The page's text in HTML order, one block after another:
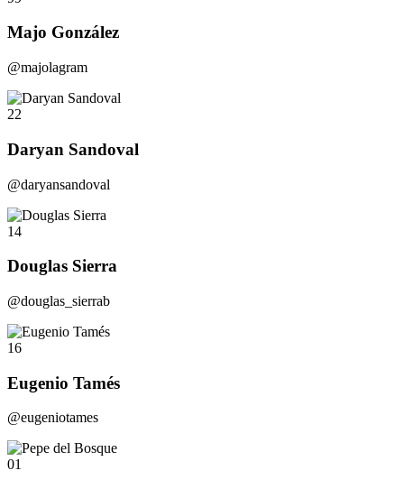
Majo González
@majolagram
22
Daryan Sandoval
@daryansandoval
14
Douglas Sierra
@douglas_sierrab
16
Eugenio Tamés
@eugeniotames
01